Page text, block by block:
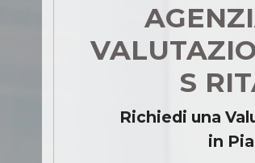
S
Richiedi una
in